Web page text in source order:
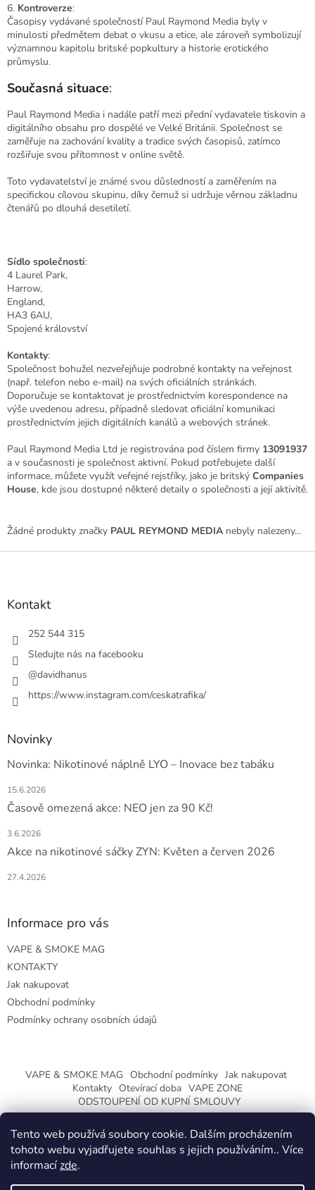
Tento web používá soubory cookie. Dalším procházením
tohoto webu vyjadřujete souhlas s jejich používáním.. Více
informacízde.
6. Kontroverze:
Časopisy vydávané společností Paul Raymond Media byly v
minulosti předmětem debat o vkusu a etice, ale zároveň symbolizují
významnou kapitolu britské popkultury a historie erotického
průmyslu.
Současná situace:
Paul Raymond Media i nadále patří mezi přední vydavatele tiskovin a
digitálního obsahu pro dospělé ve Velké Británii. Společnost se
zaměřuje na zachování kvality a tradice svých časopisů, zatímco
rozšiřuje svou přítomnost v online světě.
Toto vydavatelství je známé svou důsledností a zaměřením na
specifickou cílovou skupinu, díky čemuž si udržuje věrnou základnu
čtenářů po dlouhá desetiletí.
Sídlo společnosti:
4 Laurel Park,
Harrow,
England,
HA3 6AU,
Spojené království
Kontakty:
Společnost bohužel nezveřejňuje podrobné kontakty na veřejnost
(např. telefon nebo e-mail) na svých oficiálních stránkách.
Doporučuje se kontaktovat je prostřednictvím korespondence na
výše uvedenou adresu, případně sledovat oficiální komunikaci
prostřednictvím jejich digitálních kanálů a webových stránek.
Paul Raymond Media Ltd je registrována pod číslem firmy 13091937
a v současnosti je společnost aktivní. Pokud potřebujete další
informace, můžete využít veřejné rejstříky, jako je britský Companies
House, kde jsou dostupné některé detaily o společnosti a její aktivitě.
Žádné produkty značky PAUL REYMOND MEDIA nebyly nalezeny...
Z
Kontakt
252 544 315
Sledujte nás na facebooku
@davidhanus
https://www.instagram.com/ceskatrafika/
Novinky
Novinka: Nikotinové náplně LYO – Inovace bez tabáku
15.6.2026
Časově omezená akce: NEO jen za 90 Kč!
3.6.2026
Akce na nikotinové sáčky ZYN: Květen a červen 2026
27.4.2026
Informace pro vás
VAPE & SMOKE MAG
KONTAKTY
Jak nakupovat
Obchodní podmínky
Podmínky ochrany osobních údajů
VAPE & SMOKE MAG Obchodní podmínky Jak nakupovat
Kontakty Otevírací doba VAPE ZONE
ODSTOUPENÍ OD KUPNÍ SMLOUVY